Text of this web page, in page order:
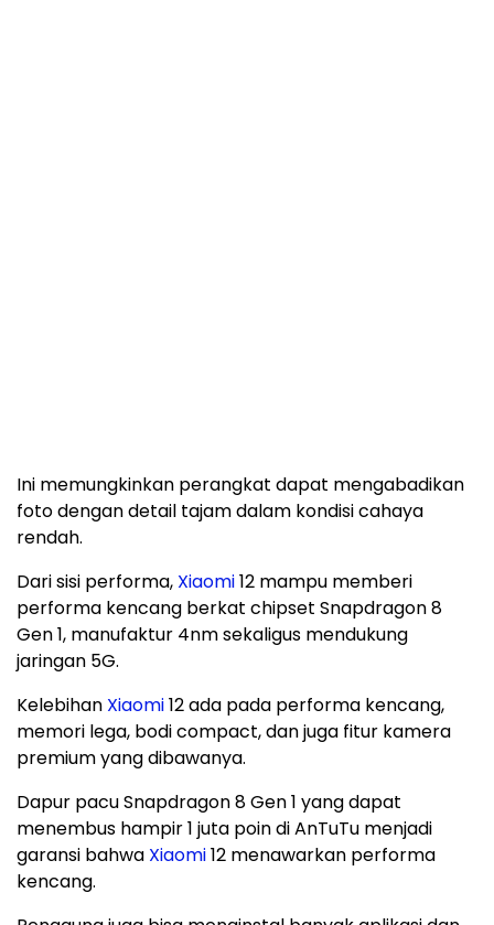
Ini memungkinkan perangkat dapat mengabadikan
foto dengan detail tajam dalam kondisi cahaya
rendah.
Dari sisi performa, Xiaomi12 mampu memberi
performa kencang berkat chipset Snapdragon 8
Gen 1, manufaktur 4nm sekaligus mendukung
jaringan 5G.
Kelebihan Xiaomi12 ada pada performa kencang,
memori lega, bodi compact, dan juga fitur kamera
premium yang dibawanya.
Dapur pacu Snapdragon 8 Gen 1 yang dapat
menembus hampir 1 juta poin di AnTuTu menjadi
garansi bahwa Xiaomi12 menawarkan performa
kencang.